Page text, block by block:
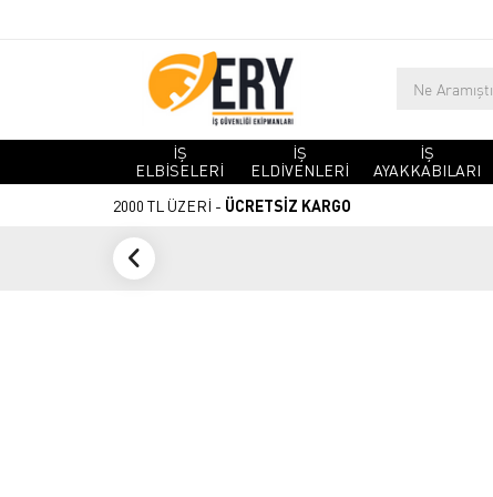
İŞ
ELBİSELERİ
İŞ
ELDİVENLERİ
İŞ
AYAKKABILARI
2000 TL ÜZERİ - ÜCRETSİZ KARGO